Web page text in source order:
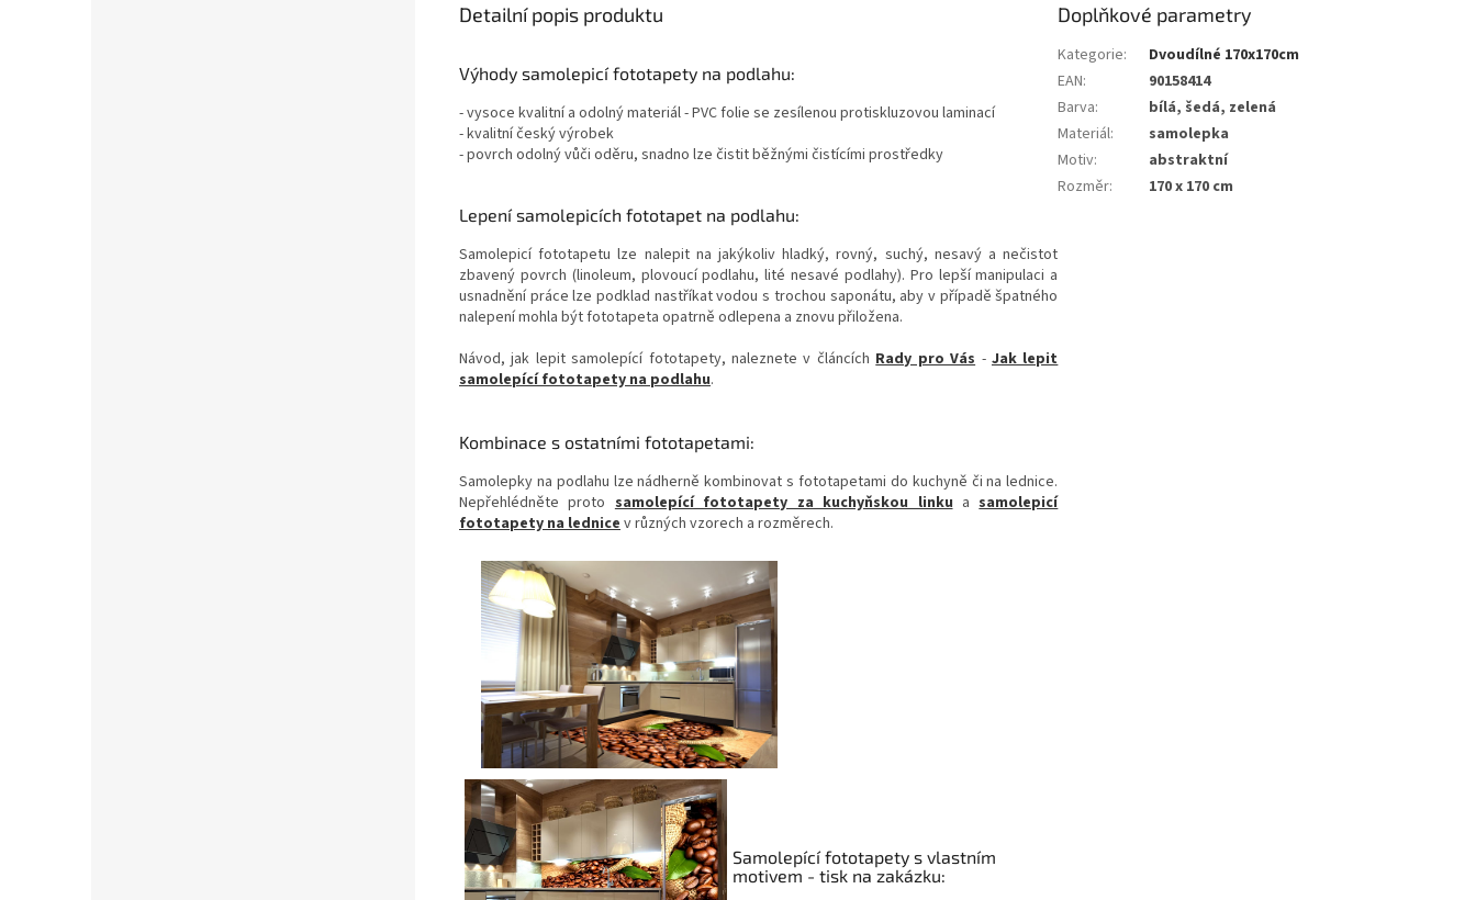
Detailní popis produktu
Výhody samolepicí fototapety na podlahu:
- vysoce kvalitní a odolný materiál - PVC folie se zesílenou protiskluzovou laminací
- kvalitní český výrobek
- povrch odolný vůči oděru, snadno lze čistit běžnými čistícími prostředky
Lepení samolepicích fototapet na podlahu:
Samolepicí fototapetu lze nalepit na jakýkoliv hladký, rovný, suchý, nesavý a nečistot
zbavený povrch (linoleum, plovoucí podlahu, lité nesavé podlahy). Pro lepší manipulaci a
usnadnění práce lze podklad nastříkat vodou s trochou saponátu, aby v případě špatného
nalepení mohla být fototapeta opatrně odlepena a znovu přiložena.
Návod, jak lepit samolepící fototapety, naleznete v článcích Rady pro Vás - Jak lepit
samolepící fototapety na podlahu.
Kombinace s ostatními fototapetami:
Samolepky na podlahu lze nádherně kombinovat s fototapetami do kuchyně či na lednice.
Nepřehlédněte proto samolepící fototapety za kuchyňskou linku asamolepicí
fototapety na lednice v různých vzorech a rozměrech.
Samolepící fototapety s vlastním
motivem - tisk na zakázku:
Doplňkové parametry
Kategorie:
Dvoudílné 170x170cm
EAN:
90158414
Barva:
bílá, šedá, zelená
Materiál:
samolepka
Motiv:
abstraktní
Rozměr: 170 x 170 cm